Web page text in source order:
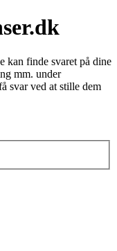
finde svaret på dine
mm. under
svar ved at stille dem